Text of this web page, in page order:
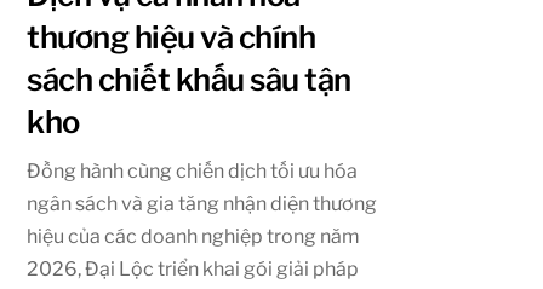
thương hiệu và chính
sách chiết khấu sâu tận
kho
Đồng hành cùng chiến dịch tối ưu hóa
ngân sách và gia tăng nhận diện thương
hiệu của các doanh nghiệp trong năm
2026, Đại Lộc triển khai gói giải pháp